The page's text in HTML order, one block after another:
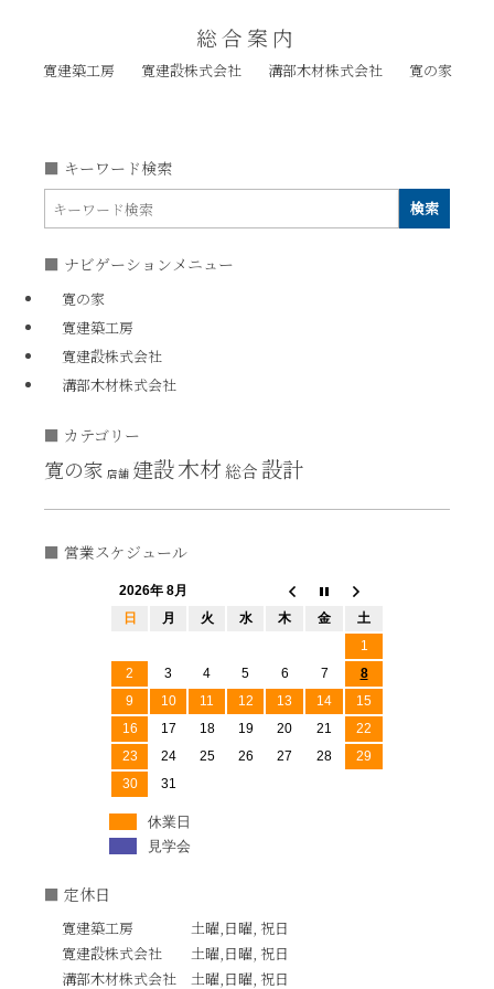
総合案内
寛建築工房 寛建設株式会社 溝部木材株式会社 寛の家
キーワード検索
ナビゲーションメニュー
寛の家
寛建築工房
寛建設株式会社
溝部木材株式会社
カテゴリー
寛の家 店舗 建設木材総合設計
営業スケジュール
2026年 8月
日
月 火 水 木 金
土
1
2
3 4 5 6 7
8
9
10 11 12 13 14
15
16
17 18 19 20 21
22
23
24 25 26 27 28
29
30
31
休業日
見学会
定休日
寛建築工房 土曜,日曜, 祝日
寛建設株式会社 土曜,日曜, 祝日
溝部木材株式会社 土曜,日曜, 祝日